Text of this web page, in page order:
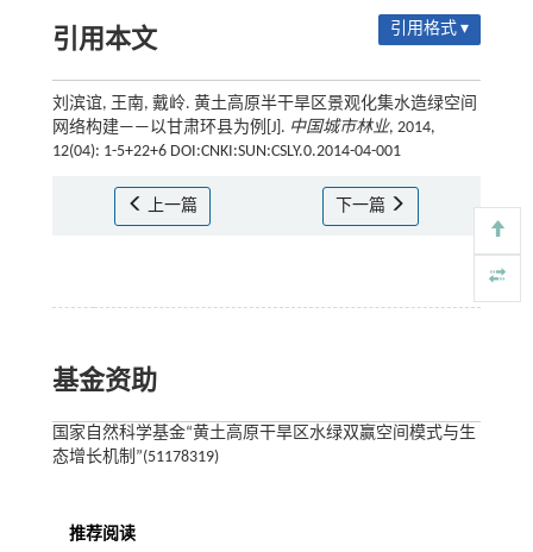
引用本文 引用格式 ▾
刘滨谊, 王南, 戴岭. 黄土高原半干旱区景观化集水造绿空间
网络构建——以甘肃环县为例[J]. 中国城市林业, 2014,
12(04): 1-5+22+6 DOI:CNKI:SUN:CSLY.0.2014-04-001
上一篇 下一篇
基金资助
国家自然科学基金“黄土高原干旱区水绿双赢空间模式与生
态增长机制”(51178319)